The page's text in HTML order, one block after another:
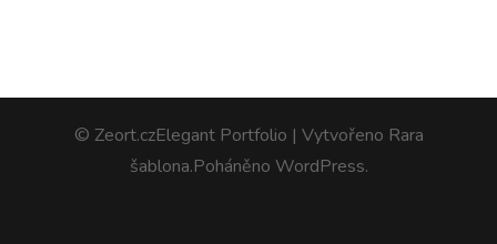
© Zeort.czElegant Portfolio | Vytvořeno Rara
šablona.Poháněno WordPress.